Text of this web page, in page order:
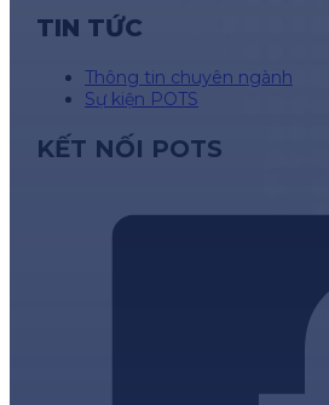
TIN TỨC
Thông tin chuyên ngành
Sự kiện POTS
KẾT NỐI POTS